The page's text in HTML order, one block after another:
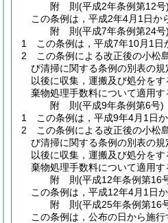
附 則(平成2年条例第12号)
この条例は，平成2年4月1日か
附 則(平成7年条例第24号)
1
この条例は，平成7年10月1日
2
この条例による改正後の小松
び清掃に関する条例の別表の
以後に収集，運搬及び処分を
棄物処理手数料について適用す
附 則(平成9年条例第6号)
1
この条例は，平成9年4月1日か
2
この条例による改正後の小松
び清掃に関する条例の別表の
以後に収集，運搬及び処分を
棄物処理手数料について適用す
附 則(平成12年条例第16
この条例は，平成12年4月1日か
附 則(平成25年条例第16
この条例は，公布の日から施行